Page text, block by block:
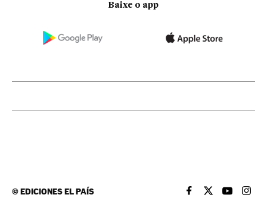
Baixe o app
©EDICIONES EL PAÍS EL PAÍS BRASIL EN
EL PAÍSEL PAÍS
EL